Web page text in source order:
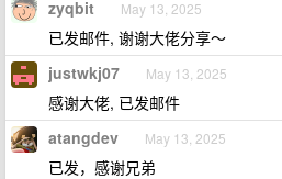
zyqbit May 13, 2025
已发邮件, 谢谢大佬分享～
justwkj07 May 13, 2025
感谢大佬, 已发邮件
atangdev May 13, 2025
已发，感谢兄弟